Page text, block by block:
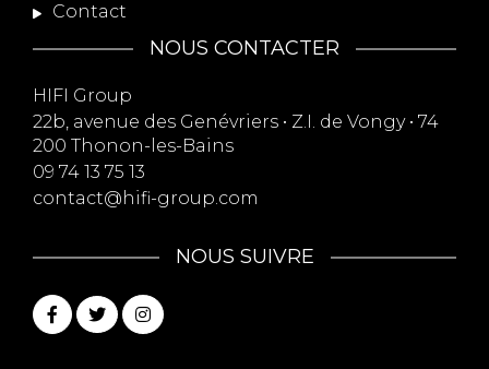
Contact
NOUS CONTACTER
HIFI Group
22b, avenue des Genévriers • Z.I. de Vongy • 74
200 Thonon-les-Bains
09 74 13 75 13
contact@hifi-group.com
NOUS SUIVRE